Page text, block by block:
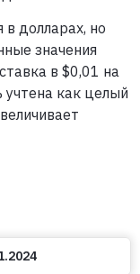
долларах, но
значения
в $0,01 на
как целый